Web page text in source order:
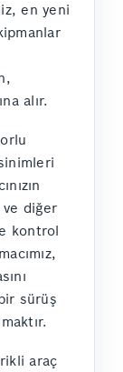
en yeni
alır.
diğer
kontrol
sürüş
araç